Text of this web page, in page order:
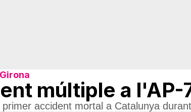
múltiple a
accident mortal a Catalunya